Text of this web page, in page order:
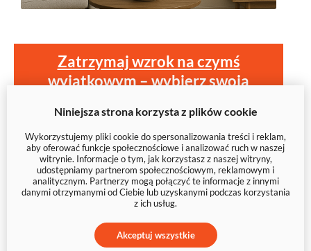
Zatrzymaj wzrok na czymś
wyjątkowym – wybierz swoją
Niniejsza strona korzysta z plików cookie
Wykorzystujemy pliki cookie do spersonalizowania treści i reklam,
aby oferować funkcje społecznościowe i analizować ruch w naszej
witrynie. Informacje o tym, jak korzystasz z naszej witryny,
udostępniamy partnerom społecznościowym, reklamowym i
analitycznym. Partnerzy mogą połączyć te informacje z innymi
danymi otrzymanymi od Ciebie lub uzyskanymi podczas korzystania
z ich usług.
Akceptuj wszystkie